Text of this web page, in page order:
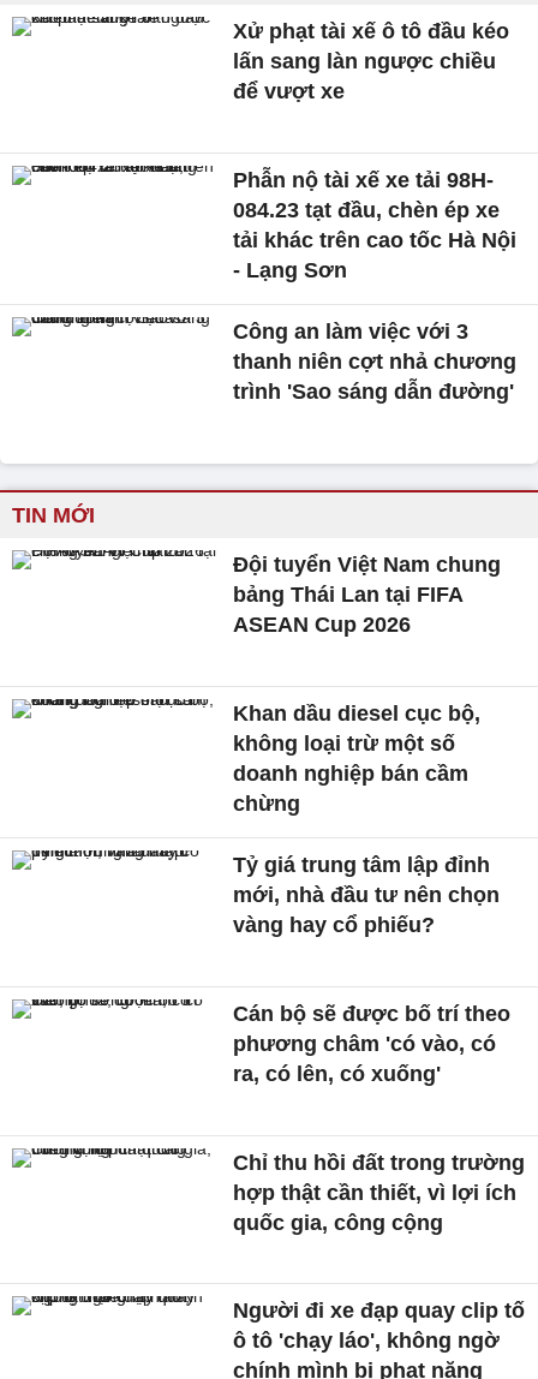
Xử phạt tài xế ô tô đầu kéo
lấn sang làn ngược chiều
để vượt xe
Phẫn nộ tài xế xe tải 98H-
084.23 tạt đầu, chèn ép xe
tải khác trên cao tốc Hà Nội
- Lạng Sơn
Công an làm việc với 3
thanh niên cợt nhả chương
trình 'Sao sáng dẫn đường'
TIN MỚI
Đội tuyển Việt Nam chung
bảng Thái Lan tại FIFA
ASEAN Cup 2026
Khan dầu diesel cục bộ,
không loại trừ một số
doanh nghiệp bán cầm
chừng
Tỷ giá trung tâm lập đỉnh
mới, nhà đầu tư nên chọn
vàng hay cổ phiếu?
Cán bộ sẽ được bố trí theo
phương châm 'có vào, có
ra, có lên, có xuống'
Chỉ thu hồi đất trong trường
hợp thật cần thiết, vì lợi ích
quốc gia, công cộng
Người đi xe đạp quay clip tố
ô tô 'chạy láo', không ngờ
chính mình bị phạt nặng